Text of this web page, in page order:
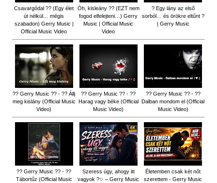
Csavargódal ?? (Egy élet
út nélkül… mégis
szabadon) Gerry Music |
Official Music Video
Óh, kisleány ?? (EZT nem
fogod elfelejteni…) Gerry
Music | Official Music
Video
? Egy lány az első
sorból… és örökre eltűnt ?
| Gerry Music
?? Gerry Music ?? - ?? Állj
meg kislány (Official Music
Video)
?? Gerry Music ?? - ??
Harag vagy béke (Official
Music Video)
?? Gerry Music ?? - ??
Dalban mondom el (Official
Music Video)
?? Gerry Music ?? - ??
Tábortűz (Official Music
Szeress úgy, ahogy itt
vagyok ?✨ – Gerry Music
Életemben csak két nőt
szerettem - Gerry Music